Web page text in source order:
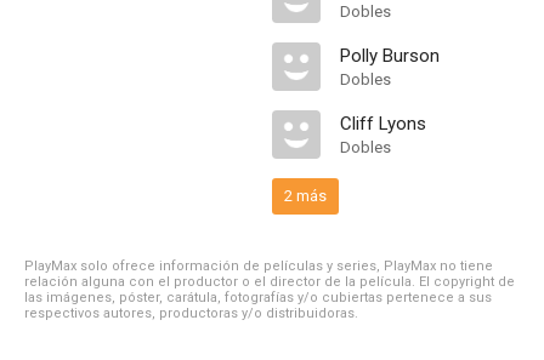
Dobles
Polly Burson
Dobles
Cliff Lyons
Dobles
2 más
PlayMax solo ofrece información de películas y series, PlayMax no tiene
relación alguna con el productor o el director de la película. El copyright de
las imágenes, póster, carátula, fotografías y/o cubiertas pertenece a sus
respectivos autores, productoras y/o distribuidoras.